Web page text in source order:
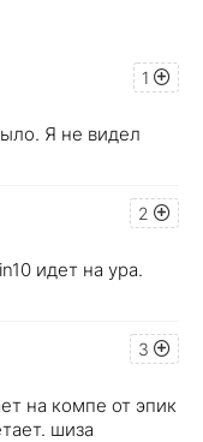
1
Я не видел
2
идет на ура.
3
на компе от эпик
шиза